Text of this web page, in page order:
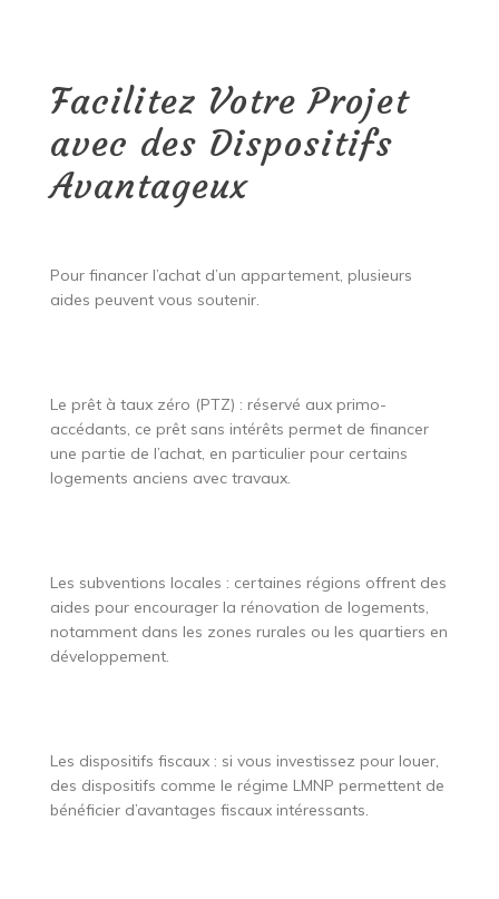
Facilitez Votre Projet
avec des Dispositifs
Avantageux
Pour financer l’achat d’un appartement, plusieurs
aides peuvent vous soutenir.
Le prêt à taux zéro (PTZ) : réservé aux primo-
accédants, ce prêt sans intérêts permet de financer
une partie de l’achat, en particulier pour certains
logements anciens avec travaux.
Les subventions locales : certaines régions offrent des
aides pour encourager la rénovation de logements,
notamment dans les zones rurales ou les quartiers en
développement.
Les dispositifs fiscaux : si vous investissez pour louer,
des dispositifs comme le régime LMNP permettent de
bénéficier d’avantages fiscaux intéressants.